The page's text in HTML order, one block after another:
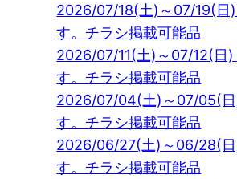
2026/07/18(土)～07/19(日
す。チラシ掲載可能品
2026/07/11(土)～07/12(日)
す。チラシ掲載可能品
2026/07/04(土)～07/05(
す。チラシ掲載可能品
2026/06/27(土)～06/28(
す。チラシ掲載可能品